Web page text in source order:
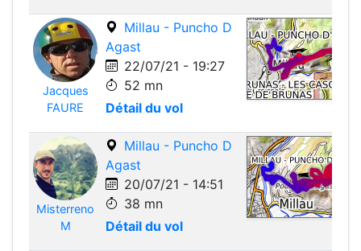
Jacques
FAURE
Millau - Puncho D
Agast
22/07/21 - 19:27
52 mn
Détail du vol
Misterreno
M
Millau - Puncho D
Agast
20/07/21 - 14:51
38 mn
Détail du vol